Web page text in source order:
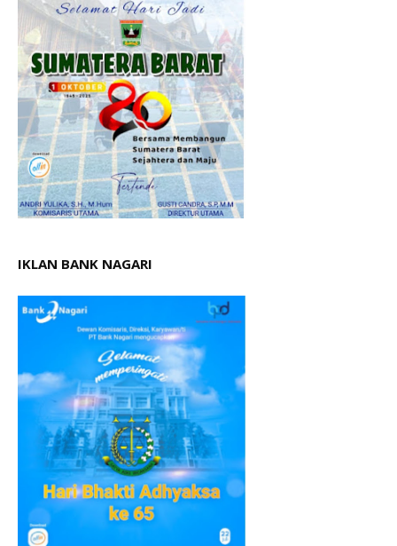
IKLAN BANK NAGARI